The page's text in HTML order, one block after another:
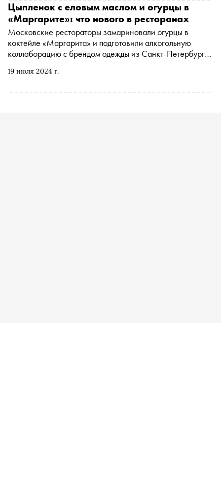
19 июля 2024 г.
Цыпленок с еловым маслом и огурцы в
«Маргарите»: что нового в ресторанах
Московские рестораторы замариновали огурцы в
коктейле «Маргарита» и подготовили алкогольную
коллаборацию с брендом одежды из Санкт-Петербурга.
еженедельной гастроподборке «Сноба»